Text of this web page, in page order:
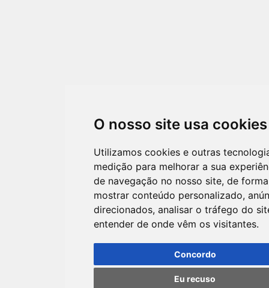
O nosso site usa cookies
Utilizamos cookies e outras
medição para melhorar a sua
de navegação no nosso site, de
mostrar conteúdo personalizado,
direcionados, analisar o tráfego do
entender de onde vêm os visitantes.
Concordo
Eu recuso